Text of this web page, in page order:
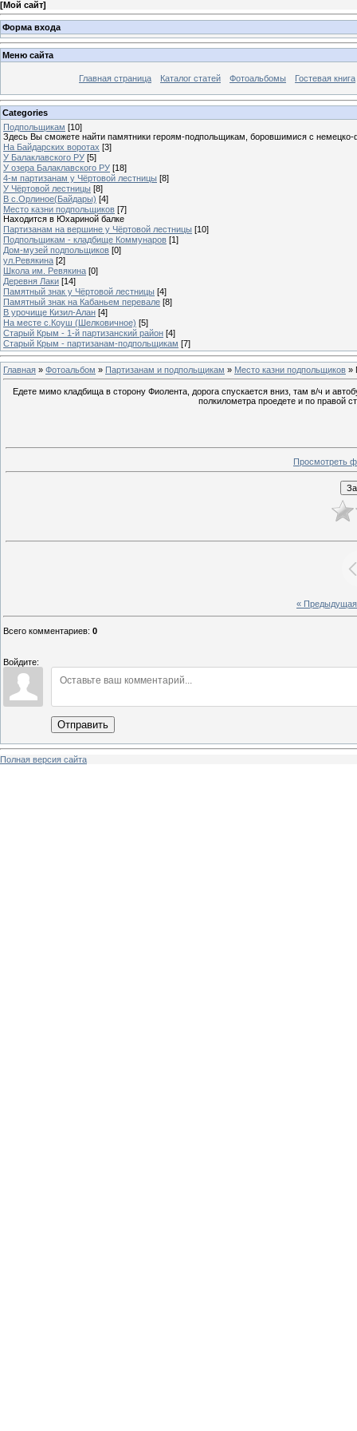
[Мой сайт]
Форма входа
Меню сайта
Главная страница Каталог статей Фотоальбомы Гостевая книга
Categories
Подпольщикам [10]
Здесь Вы сможете найти памятники героям-подпольщикам, боровшимися с
На Байдарских воротах [3]
У Балаклавского РУ [5]
У озера Балаклавского РУ [18]
4-м партизанам у Чёртовой лестницы [8]
У Чёртовой лестницы [8]
В с.Орлиное(Байдары) [4]
Место казни подпольщиков [7]
Находится в Юхариной балке
Партизанам на вершине у Чёртовой лестницы [10]
Подпольщикам - кладбище Коммунаров [1]
Дом-музей подпольщиков [0]
ул.Ревякина [2]
Школа им. Ревякина [0]
Деревня Лаки [14]
Памятный знак у Чёртовой лестницы [4]
Памятный знак на Кабаньем перевале [8]
В урочище Кизил-Алан [4]
На месте с.Коуш (Шелковичное) [5]
Старый Крым - 1-й партизанский район [4]
Старый Крым - партизанам-подпольщикам [7]
Главная » Фотоальбом » Партизанам и подпольщикам » Место казни подпольщиков »
Едете мимо кладбища в сторону Фиолента, дорога спускается вниз, там в/ч и
полкилометра проедете и по правой
Просмотреть
« Предыдущая
Всего комментариев: 0
Войдите:
Отправить
Полная версия сайта